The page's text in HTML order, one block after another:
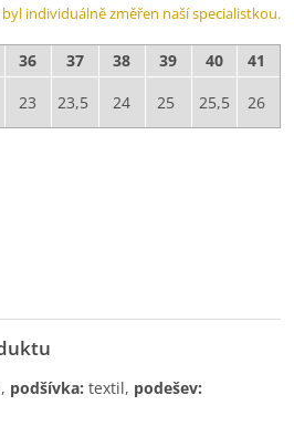
individuálně změřen naší specialistkou.
36 37 38 39 40
41
23 23,5 24 25 25,5 26
podšívka: textil, podešev: